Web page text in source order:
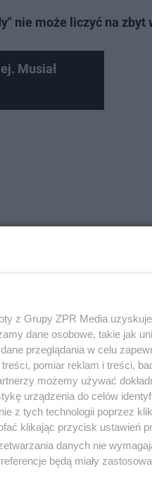
nie może liczyć na zbyt
Musiał
obecność na ekranie
którzy pamiętają go z
jego kariery z
z Grupy ZPR Media
dane osobowe, takie jak
przeglądania w celu
pomiar reklam i treści,
możemy używać
urządzenia do celów
z tych technologii poprzez
klikając przycisk ustawień
danych nie
będą miały